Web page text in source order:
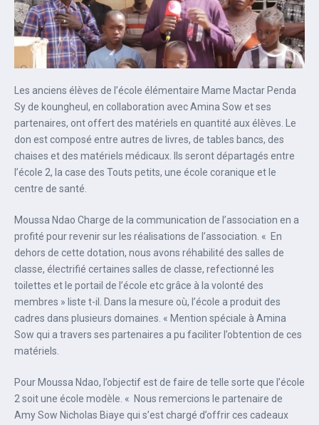
Les anciens élèves de l’école élémentaire Mame Mactar Penda
Sy de koungheul, en collaboration avec Amina Sow et ses
partenaires, ont offert des matériels en quantité aux élèves. Le
don est composé entre autres de livres, de tables bancs, des
chaises et des matériels médicaux. Ils seront départagés entre
l’école 2, la case des Touts petits, une école coranique et le
centre de santé.
Moussa Ndao Charge de la communication de l’association en a
profité pour revenir sur les réalisations de l’association. « En
dehors de cette dotation, nous avons réhabilité des salles de
classe, électrifié certaines salles de classe, refectionné les
toilettes et le portail de l’école etc grâce à la volonté des
membres » liste t-il. Dans la mesure où, l’école a produit des
cadres dans plusieurs domaines. « Mention spéciale à Amina
Sow qui a travers ses partenaires a pu faciliter l’obtention de ces
matériels.
Pour Moussa Ndao, l’objectif est de faire de telle sorte que l’école
2 soit une école modèle. « Nous remercions le partenaire de
Amy Sow Nicholas Biaye qui s’est chargé d’offrir ces cadeaux